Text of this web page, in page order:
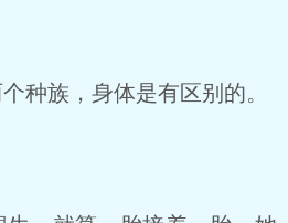
种族，身体是有区别的。